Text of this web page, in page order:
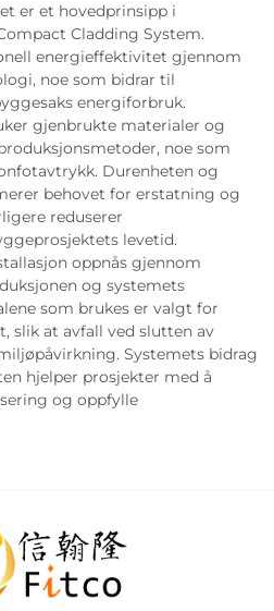
er et hovedprinsipp i
Cladding System.
energieffektivitet gjennom
noe som bidrar til
energiforbruk.
gjenbrukte materialer og
noe som
Durenheten og
behovet for erstatning og
reduserer
levetid.
oppnås gjennom
og systemets
som brukes er valgt for
slik at avfall ved slutten av
Systemets bidrag
hjelper prosjekter med å
og oppfylle